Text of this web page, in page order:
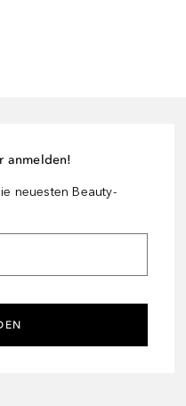
anmelden!
neuesten Beauty-